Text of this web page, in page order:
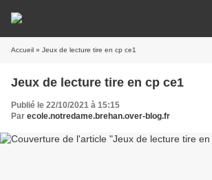
Accueil » Jeux de lecture tire en cp ce1
Jeux de lecture tire en cp ce1
Publié le 22/10/2021 à 15:15
Par ecole.notredame.brehan.over-blog.fr